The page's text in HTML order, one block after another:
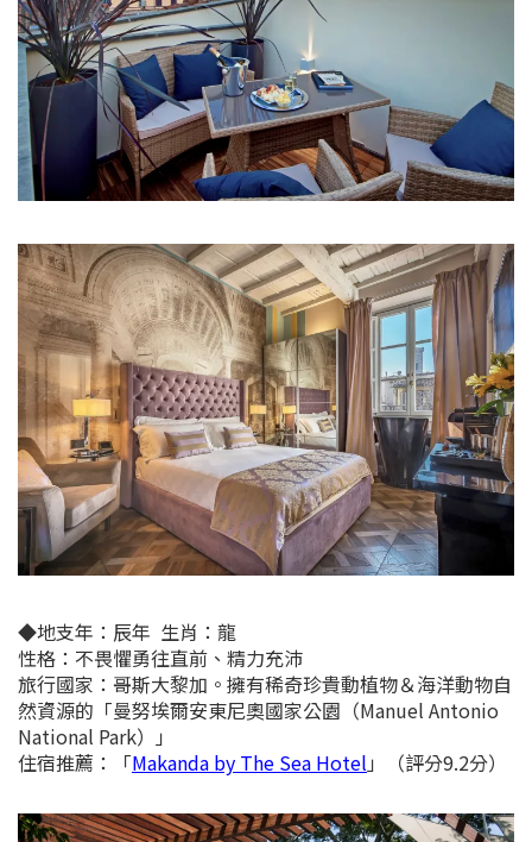
◆地支年： 辰年 生肖：龍
性格：不畏懼勇往直前、精力充沛
旅行國家：哥斯大黎加。擁有稀奇珍貴動植物＆海洋動物自
然資源的「曼努埃爾安東尼奧國家公園（Manuel Antonio
National Park）
」
住宿推薦：
「Makanda by The Sea Hotel 」（評分9.2分）